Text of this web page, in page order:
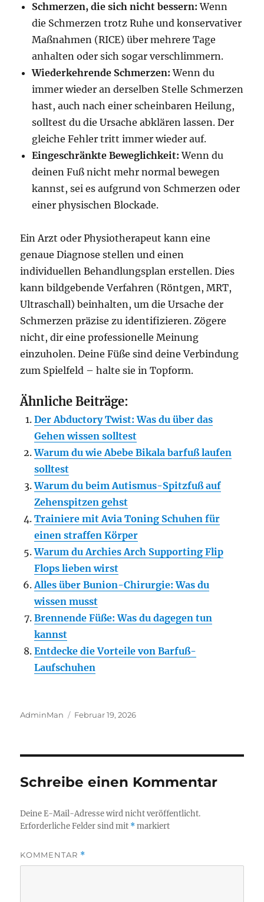
Schmerzen, die sich nicht bessern: Wenn
die Schmerzen trotz Ruhe und konservativer
Maßnahmen (RICE) über mehrere Tage
anhalten oder sich sogar verschlimmern.
Wiederkehrende Schmerzen: Wenn du
immer wieder an derselben Stelle Schmerzen
hast, auch nach einer scheinbaren Heilung,
solltest du die Ursache abklären lassen. Der
gleiche Fehler tritt immer wieder auf.
Eingeschränkte Beweglichkeit: Wenn du
deinen Fuß nicht mehr normal bewegen
kannst, sei es aufgrund von Schmerzen oder
einer physischen Blockade.
Ein Arzt oder Physiotherapeut kann eine
genaue Diagnose stellen und einen
individuellen Behandlungsplan erstellen. Dies
kann bildgebende Verfahren (Röntgen, MRT,
Ultraschall) beinhalten, um die Ursache der
Schmerzen präzise zu identifizieren. Zögere
nicht, dir eine professionelle Meinung
einzuholen. Deine Füße sind deine Verbindung
zum Spielfeld – halte sie in Topform.
Ähnliche Beiträge:
Der Abductory Twist: Was du über das
Gehen wissen solltest
Warum du wie Abebe Bikala barfuß laufen
solltest
Warum du beim Autismus-Spitzfuß auf
Zehenspitzen gehst
Trainiere mit Avia Toning Schuhen für
einen straffen Körper
Warum du Archies Arch Supporting Flip
Flops lieben wirst
Alles über Bunion-Chirurgie: Was du
wissen musst
Brennende Füße: Was du dagegen tun
kannst
Entdecke die Vorteile von Barfuß-
Laufschuhen
Autor
AdminMan
Veröffentlicht
Februar 19, 2026
Schreibe einen Kommentar
Deine E-Mail-Adresse wird nicht veröffentlicht.
Erforderliche Felder sind mit *markiert
KOMMENTAR *